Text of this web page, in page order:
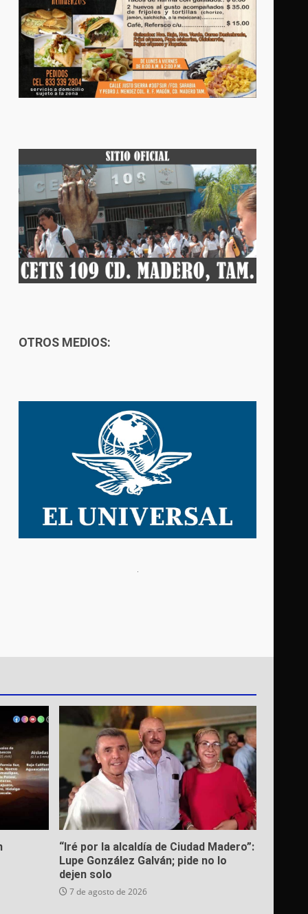
OTROS MEDIOS:
“Iré por la alcaldía de Ciudad Madero”:
Lupe González Galván; pide no lo
dejen solo
7 de agosto de 2026